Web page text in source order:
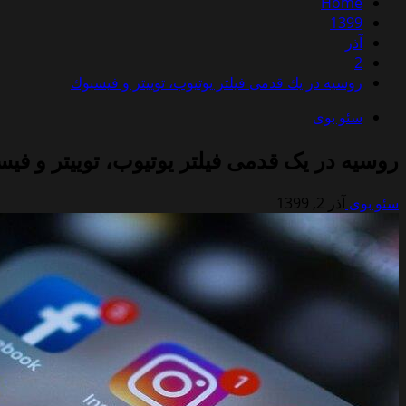
1399
آذر
2
روسیه در یك قدمی فیلتر یوتیوب، توییتر و فیسبوك
سئو بوی
روسیه در یک قدمی فیلتر یوتیوب، توییتر و
سئو بوی آذر 2, 1399